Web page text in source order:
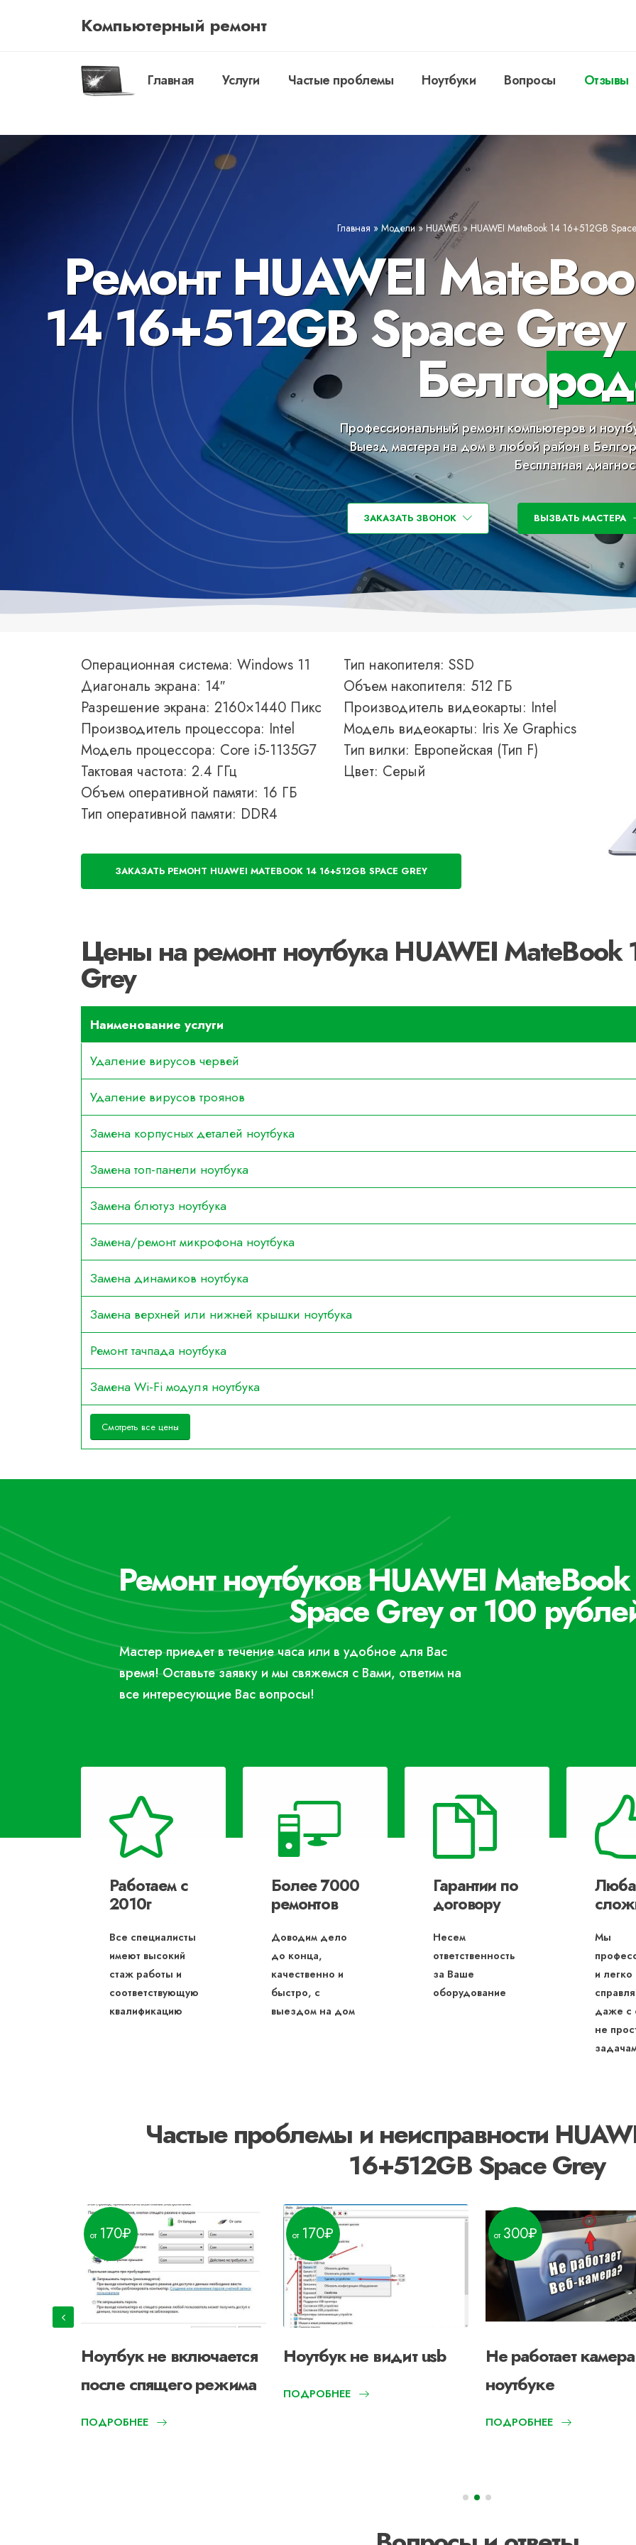
Компьютерный ремонт
Главная Услуги Частые проблемы Ноутбуки Вопросы Отзывы
Главная »Модели» HUAWEI» HUAWEI MateBook 14 16+512GB
Ремонт HUAWEI
14 16+512GB Space Grey
Профессиональный ремонт компьютеров и
Выезд мастера на дом в любой район в
Бесплатная
ЗАКАЗАТЬ ЗВОНОК ВЫЗВАТЬ МАСТЕРА
Операционная система: Windows 11
Диагональ экрана: 14″
Разрешение экрана: 2160×1440 Пикс
Производитель процессора: Intel
Модель процессора: Core i5-1135G7
Тактовая частота: 2.4 ГГц
Объем оперативной памяти: 16 ГБ
Тип оперативной памяти: DDR4
Тип накопителя: SSD
Объем накопителя: 512 ГБ
Производитель видеокарты: Intel
Модель видеокарты: Iris Xe Graphics
Тип вилки: Европейская (Тип F)
Цвет: Серый
ЗАКАЗАТЬ РЕМОНТ HUAWEI MATEBOOK 14 16+512GB SPACE GREY
Цены на ремонт ноутбука HUAWEI MateBook
Grey
Наименование услуги
Удаление вирусов червей
Удаление вирусов троянов
Замена корпусных деталей ноутбука
Замена топ-панели ноутбука
Замена блютуз ноутбука
Замена/ремонт микрофона ноутбука
Замена динамиков ноутбука
Замена верхней или нижней крышки ноутбука
Ремонт тачпада ноутбука
Замена Wi-Fi модуля ноутбука
Смотреть все цены
Ремонт ноутбуков HUAWEI
Space Grey от 100
Мастер приедет в течение часа или в удобное для Вас
время! Оставьте заявку и мы свяжемся с Вами, ответим на
все интересующие Вас вопросы!
Работаем с
2010г
Все специалисты
имеют высокий
стаж работы и
соответствующую
квалификацию
Более 7000
ремонтов
Доводим дело
до конца,
качественно и
быстро, с
выездом на дом
Гарантии по
договору
Несем
ответственность
за Ваше
оборудование
Мы
и легко
даже с
не
Частые проблемы и неисправности
16+512GB Space Grey
Ноутбук не включается
после спящего режима
170
ПОДРОБНЕЕ
Ноутбук не видит usb
170
ПОДРОБНЕЕ
Не работает
ноутбуке
300
ПОДРОБНЕЕ